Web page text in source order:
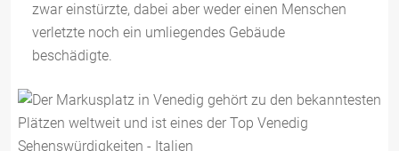
zwar einstürzte, dabei aber weder einen Menschen
verletzte noch ein umliegendes Gebäude
beschädigte.